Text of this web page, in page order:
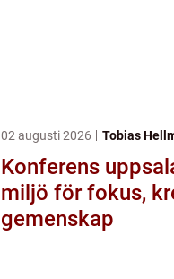
02 augusti 2026 Tobias
Konferens uppsala hitta
miljö för fokus,
gemenskap